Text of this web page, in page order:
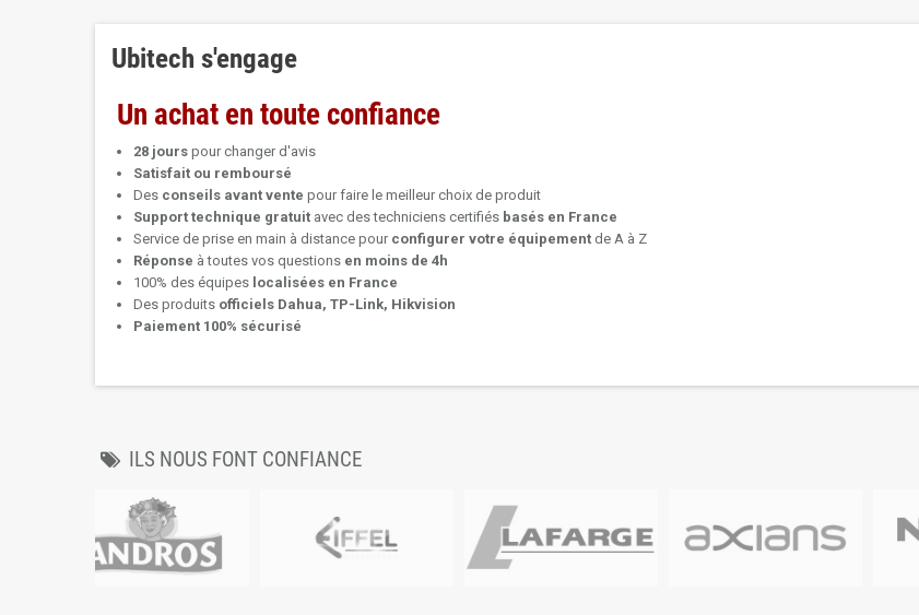
Ubitech s'engage
Un achat en toute confiance
28 jours pour changer d'avis
Satisfait ou remboursé
Des conseils avant vente pour faire le meilleur choix de produit
Support technique gratuit avec des techniciens certifiés basés en France
Service de prise en main à distance pour configurer votre équipement de A à Z
Réponse à toutes vos questions en moins de 4h
100% des équipes localisées en France
Des produits officiels Dahua, TP-Link, Hikvision
Paiement 100% sécurisé
ILS NOUS FONT CONFIANCE